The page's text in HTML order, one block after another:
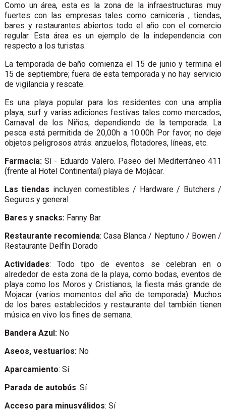
Como un área, esta es la zona de la infraestructuras muy
fuertes con las empresas tales como carniceria , tiendas,
bares y restaurantes abiertos todo el año con el comercio
regular. Esta área es un ejemplo de la independencia con
respecto a los turistas.
La temporada de baño comienza el 15 de junio y termina el
15 de septiembre; fuera de esta temporada y no hay servicio
de vigilancia y rescate.
Es una playa popular para los residentes con una amplia
playa, surf y varias adiciones festivas tales como mercados,
Carnaval de los Niños, dependiendo de la temporada. La
pesca está permitida de 20,00h a 10.00h Por favor, no deje
objetos peligrosos atrás: anzuelos, flotadores, líneas, etc.
Farmacia:Sí - Eduardo Valero. Paseo del Mediterráneo 411
(frente al Hotel Continental) playa de Mojácar.
Las tiendas incluyen comestibles / Hardware / Butchers /
Seguros y general
Bares y snacks:Fanny Bar
Restaurante recomienda: Casa Blanca / Neptuno / Bowen /
Restaurante Delfín Dorado
Actividades: Todo tipo de eventos se celebran en o
alrededor de esta zona de la playa, como bodas, eventos de
playa como los Moros y Cristianos, la fiesta más grande de
Mojacar (varios momentos del año de temporada). Muchos
de los bares establecidos y restaurante del también tienen
música en vivo los fines de semana.
Bandera Azul:No
Aseos, vestuarios: No
Aparcamiento: Sí
Parada de autobús: Sí
Acceso para minusválidos: Sí